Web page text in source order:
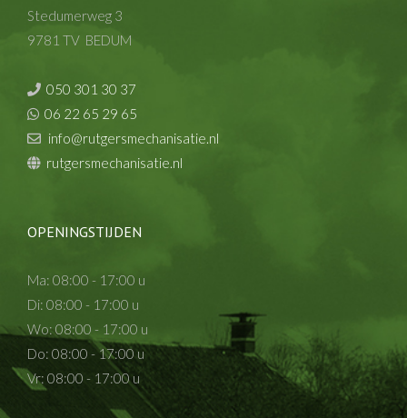
Stedumerweg 3
9781 TV BEDUM
050 301 30 37
06 22 65 29 65
info@rutgersmechanisatie.nl
rutgersmechanisatie.nl
OPENINGSTIJDEN
Ma: 08:00 - 17:00 u
Di: 08:00 - 17:00 u
Wo: 08:00 - 17:00 u
Do: 08:00 - 17:00 u
Vr: 08:00 - 17:00 u